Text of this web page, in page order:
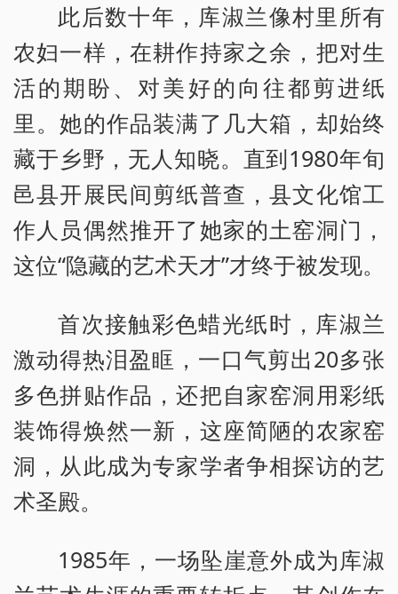
此后数十年，库淑兰像村里所有
农妇一样，在耕作持家之余，把对生
活的期盼、对美好的向往都剪进纸
里。她的作品装满了几大箱，却始终
藏于乡野，无人知晓。直到1980年旬
邑县开展民间剪纸普查，县文化馆工
作人员偶然推开了她家的土窑洞门，
这位“隐藏的艺术天才”才终于被发现。
首次接触彩色蜡光纸时，库淑兰
激动得热泪盈眶，一口气剪出20多张
多色拼贴作品，还把自家窑洞用彩纸
装饰得焕然一新，这座简陋的农家窑
洞，从此成为专家学者争相探访的艺
术圣殿。
1985年，一场坠崖意外成为库淑